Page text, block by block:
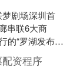
剧场深圳首
串联6大商
“罗湖发布”
度的深圳荷
资程序